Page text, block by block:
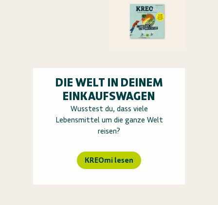
DIE WELT IN DEINEM
EINKAUFSWAGEN
Wusstest du, dass viele
Lebensmittel um die ganze Welt
reisen?
KREOmi lesen